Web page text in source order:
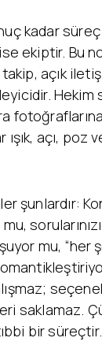
kadar
ekiptir. Bu
açık
Hekim
açı, poz
şunlardır:
mu, “her
saklamaz.
bir süreçtir.